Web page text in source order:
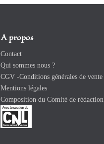
A propos
Contact
Qui sommes nous ?
CGV -Conditions générales de vente
Mentions légales
Composition du Comité de rédaction